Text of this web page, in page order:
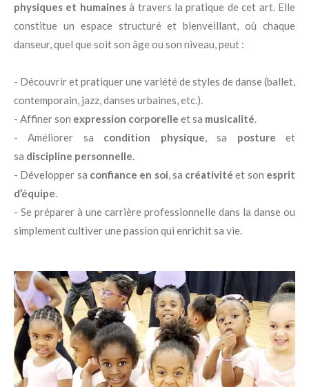
physiques et humainesà travers la pratique de cet art. Elle
constitue un espace structuré et bienveillant, où chaque
danseur, quel que soit son âge ou son niveau, peut :
- Découvrir et pratiquer une variété de styles de danse (ballet,
contemporain, jazz, danses urbaines, etc.).
- Affiner son expression corporelle et sa musicalité.
- Améliorer sa condition physique, sa posture et
sa discipline personnelle.
- Développer sa confiance en soi, sa créativité et son esprit
d’équipe.
- Se préparer à une carrière professionnelle dans la danse ou
simplement cultiver une passion qui enrichit sa vie.